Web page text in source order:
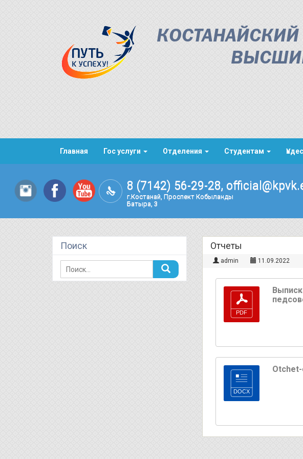
Главная Гос услуги Отделения Студентам
8 (7142) 56-29-28,
г.Костанай, Проспект Кобыланды
Батыра, 3
Отчеты
admin 11.09.2022
Поиск